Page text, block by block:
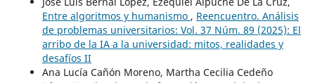
Entre algoritmos y humanismo , Reencuentro. Análisis
de problemas universitarios: Vol. 37 Núm. 89 (2025): El
arribo de la IA a la universidad: mitos, realidades y
desafíos II
Ana Lucía Cañón Moreno, Martha Cecilia Cedeño